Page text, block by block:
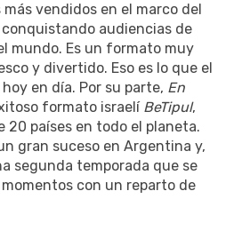
vendidos en el marco del
audiencias de
mundo. Es un formato muy
y divertido. Eso es lo que el
en día. Por su parte, En
formato israelí BeTipul,
20 países en todo el planeta.
gran suceso en Argentina y,
segunda temporada que se
con un reparto de